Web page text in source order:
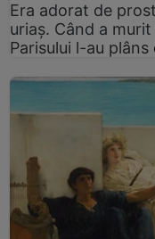
Era adorat de
uriaș. Când a
Parisului l-au plâns